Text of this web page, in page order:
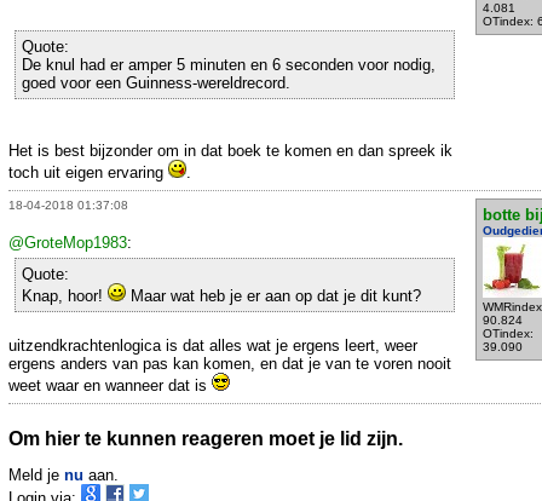
4.081
OTindex:
Quote:
De knul had er amper 5 minuten en 6 seconden voor nodig,
goed voor een Guinness-wereldrecord.
Het is best bijzonder om in dat boek te komen en dan spreek ik
toch uit eigen ervaring
.
18-04-2018 01:37:08
botte
90.824
OTindex:
39.090
@GroteMop1983:
Quote:
Knap, hoor!
Maar wat heb je er aan op dat je dit kunt?
uitzendkrachtenlogica is dat alles wat je ergens leert, weer
ergens anders van pas kan komen, en dat je van te voren nooit
weet waar en wanneer dat is
Om hier te kunnen reageren moet je lid zijn.
Meld je nu aan.